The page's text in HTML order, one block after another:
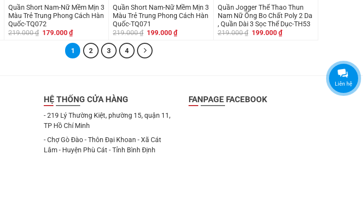
Quần Short Nam-Nữ Mềm Mịn 3
Màu Trẻ Trung Phong Cách Hàn
Quốc-TQ072
219.000₫ Giá
219.000 ₫.
179.000₫Giá
hiện
tại
là:
179.000 ₫.
Quần Short Nam-Nữ Mềm Mịn 3
Màu Trẻ Trung Phong Cách Hàn
Quốc-TQ071
219.000₫ Giá
là:
219.000 ₫.
199.000₫Giá
hiện
Quần Jogger Thể Thao Thun
Nam Nữ Ống Bo Chất Poly 2 Da
, Quần Dài 3 Sọc Thể Dục-TH53
219.000₫ Giá
199.000₫Giá
hiện
1 2 3 4
HỆ THỐNG CỬA HÀNG
- 219 Lý Thường Kiệt, phường 15, quận 11,
TP Hồ Chí Minh
- Chợ Gò Đào - Thôn Đại Khoan - Xã Cát
Lâm - Huyện Phù Cát - Tỉnh Bình Định
FANPAGE FACEBOOK
Liên hệ